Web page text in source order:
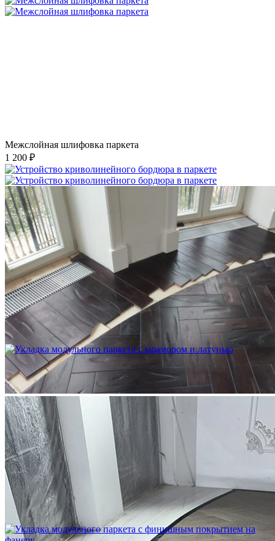
Межслойная шлифовка паркета
1 200 ₽
Устройство криволинейного бордюра в паркете
2 500 ₽
Укладка модульного паркета с мрамором и латунью
3 500 ₽